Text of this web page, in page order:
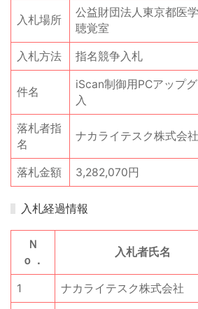
入札場所
公益財団法人東京都医
聴覚室
入札方法 指名競争入札
件名
iScan制御用PCアップ
入
落札者指
名
ナカライテスク株式会社
落札金額 3,282,070円
入札経過情報
Ｎ
ｏ．
入札者氏名
1 ナカライテスク株式会社